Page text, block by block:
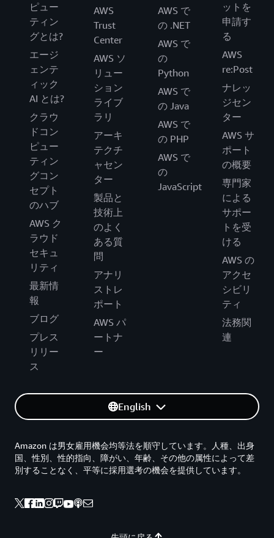
ピュー
ティン
グとは?
エージ
ェンテ
ィック
AI とは?
クラウ
ドコン
ピュー
ティン
グコン
セプト
のハブ
AWS ク
ラウド
セキュ
リティ
最新情
報
ブログ
プレス
リリー
ス
AWS
Trust
Center
AWS ソ
リュー
ション
ライブ
ラリ
アーキ
テクチ
ャセン
ター
製品と
技術上
のよく
ある質
問
アナリ
ストレ
ポート
AWS パ
ートナ
ー
AWS で
の .NET
AWS で
の
Python
AWS で
の Java
AWS で
の PHP
AWS で
の
JavaScript
ットを
申請す
る
AWS
re:Post
ナレッ
ジセン
ター
AWS サ
ポート
の概要
専門家
による
サポー
トを受
ける
AWS の
アクセ
シビリ
ティ
法務関
連
English
Amazon は男女雇用機会均等法を順守しています。人種、出身
国、性別、性的指向、障がい、年齢、その他の属性によって差
別することなく、平等に採用選考の機会を提供しています。